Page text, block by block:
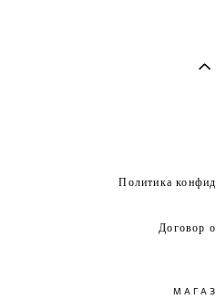
Политика
Договор